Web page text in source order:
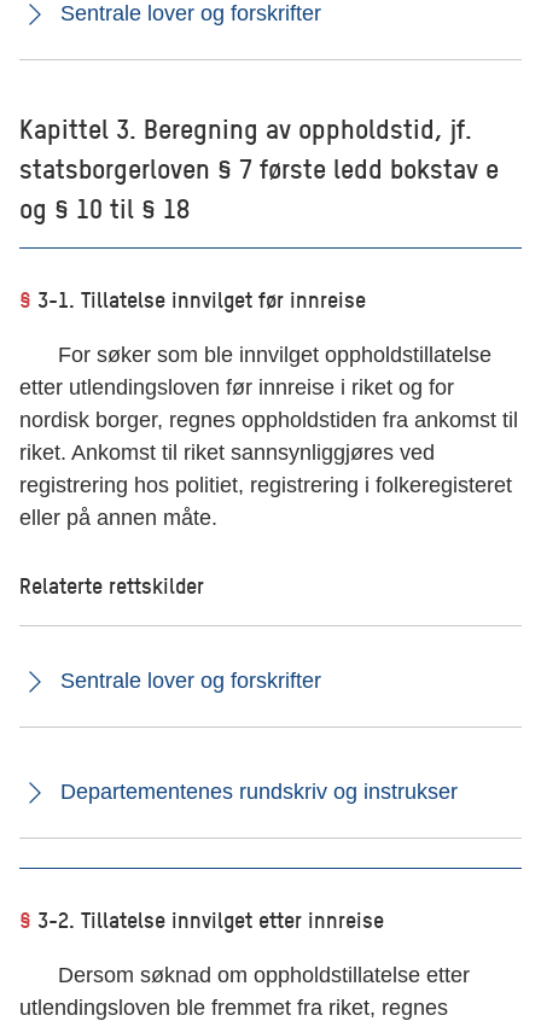
Sentrale lover og forskrifter
Kapittel 3. Beregning av oppholdstid, jf.
statsborgerloven § 7 første ledd bokstav e
og § 10 til § 18
§ 3-1. Tillatelse innvilget før innreise
For søker som ble innvilget oppholdstillatelse
etter utlendingsloven før innreise i riket og for
nordisk borger, regnes oppholdstiden fra ankomst til
riket. Ankomst til riket sannsynliggjøres ved
registrering hos politiet, registrering i folkeregisteret
eller på annen måte.
Relaterte rettskilder
Sentrale lover og forskrifter
Departementenes rundskriv og instrukser
§ 3-2. Tillatelse innvilget etter innreise
Dersom søknad om oppholdstillatelse etter
utlendingsloven ble fremmet fra riket, regnes